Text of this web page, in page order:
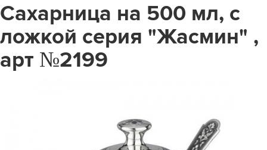
Сахарница на 500 мл, с
ложкой серия "Жасмин" ,
арт №2199